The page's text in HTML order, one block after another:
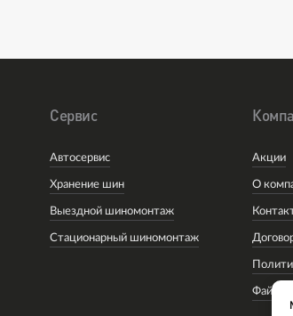
Сервис
Автосервис
Хранение шин
Выездной шиномонтаж
Стационарный шиномонтаж
Акции
О
Файлы